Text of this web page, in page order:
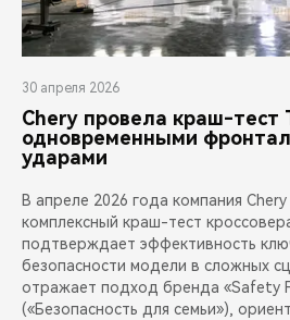
30 апреля 2026
Chery провела краш-тест
одновременными
ударами
В апреле 2026 года компания
комплексный краш-тест
подтверждает эффективность
безопасности модели в сложных
отражает подход бренда «Safety
(«Безопасность для семьи»),